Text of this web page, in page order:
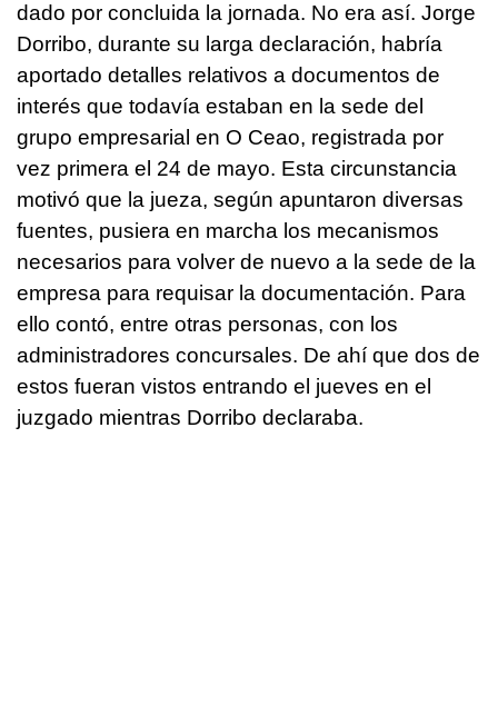
dado por concluida la jornada. No era así. Jorge
Dorribo, durante su larga declaración, habría
aportado detalles relativos a documentos de
interés que todavía estaban en la sede del
grupo empresarial en O Ceao, registrada por
vez primera el 24 de mayo. Esta circunstancia
motivó que la jueza, según apuntaron diversas
fuentes, pusiera en marcha los mecanismos
necesarios para volver de nuevo a la sede de la
empresa para requisar la documentación. Para
ello contó, entre otras personas, con los
administradores concursales. De ahí que dos de
estos fueran vistos entrando el jueves en el
juzgado mientras Dorribo declaraba.